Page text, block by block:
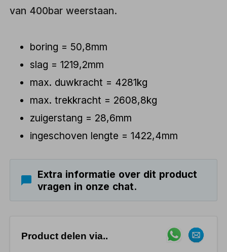
van 400bar weerstaan.
boring = 50,8mm
slag = 1219,2mm
max. duwkracht = 4281kg
max. trekkracht = 2608,8kg
zuigerstang = 28,6mm
ingeschoven lengte = 1422,4mm
Extra informatie over dit product
vragen in onze chat.
Product delen via..